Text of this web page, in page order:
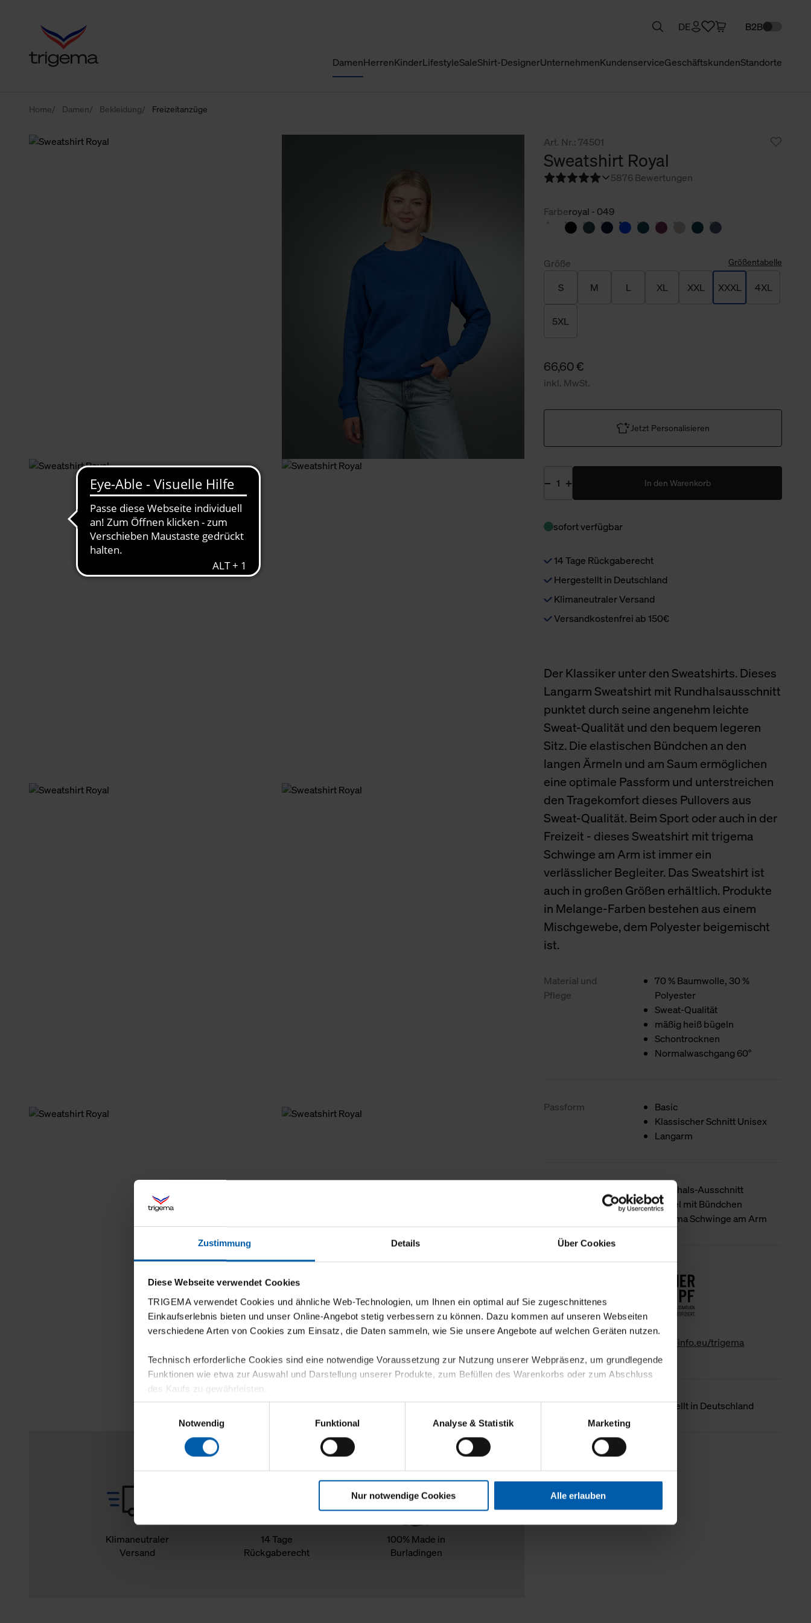
Zustimmung Details Über Cookies
Diese Webseite verwendet Cookies
TRIGEMA verwendet Cookies und ähnliche Web-Technologien, um Ihnen ein optimal auf Sie zugeschnittenes
Einkaufserlebnis bieten und unser Online-Angebot stetig verbessern zu können. Dazu kommen auf unseren Webseiten
verschiedene Arten von Cookies zum Einsatz, die Daten sammeln, wie Sie unsere Angebote auf welchen Geräten nutzen.
Technisch erforderliche Cookies sind eine notwendige Voraussetzung zur Nutzung unserer Webpräsenz, um grundlegende
Funktionen wie etwa zur Auswahl und Darstellung unserer Produkte, zum Befüllen des Warenkorbs oder zum Abschluss
des Kaufs zu gewährleisten.
Für die Darstellung personalisierter Angebote, Anzeigen und Inhalte aufgrund Ihres Nutzerverhaltens und Ihres Profils
sowie für Marketing-, Statistik- und Tracking-Zwecke zur Analyse und Optimierung unserer Webpräsenz speichern wir
personenbezogene Informationen. Diese übermitteln wir in anonymisierter Form an Dritte wie etwa unsere
Klicken Sie auf "Alle erlauben", damit wir alle Cookies und Web-Technologien für Ihr personalisiertes Einkaufserlebnis
verwenden dürfen. Über die jeweiligen Schaltflächen können Sie die Arten der Cookies selbst festlegen, die Sie erlauben
Notwendig
Funktional Analyse & Statistik Marketing
Nur notwendige Cookies Alle erlauben
DamenHerrenKinderLifestyleSaleShirt-DesignerUnternehmenKundenserviceGeschäftskundenStandorte
DE B2B
Home Damen Bekleidung Freizeitanzüge
Klimaneutraler
Versand
14 Tage
Rückgaberecht
100% Made in
Burladingen
Art. Nr.: 74501
Sweatshirt Royal
5876 Bewertungen
Farberoyal - 049
Größe Größentabelle
S M L XL XXL XXXL 4XL
5XL
66,60 €
inkl. MwSt.
Jetzt Personalisieren
In den Warenkorb
sofort verfügbar
14 Tage Rückgaberecht
Hergestellt in Deutschland
Klimaneutraler Versand
Versandkostenfrei ab 150€
Der Klassiker unter den Sweatshirts. Dieses
Langarm Sweatshirt mit Rundhalsausschnitt
punktet durch seine angenehm leichte
Sweat-Qualität und den bequem legeren
Sitz. Die elastischen Bündchen an den
langen Ärmeln und am Saum ermöglichen
eine optimale Passform und unterstreichen
den Tragekomfort dieses Pullovers aus
Sweat-Qualität. Beim Sport oder auch in der
Freizeit - dieses Sweatshirt mit trigema
Schwinge am Arm ist immer ein
verlässlicher Begleiter. Das Sweatshirt ist
auch in großen Größen erhältlich. Produkte
in Melange-Farben bestehen aus einem
Mischgewebe, dem Polyester beigemischt
ist.
Material und
Pflege
70 % Baumwolle, 30 %
Polyester
Sweat-Qualität
mäßig heiß bügeln
Schontrocknen
Normalwaschgang 60°
Passform
Basic
Klassischer Schnitt Unisex
Langarm
Rundhals-Ausschnitt
Ärmel mit Bündchen
trigema Schwinge am Arm
www.gk-info.eu/trigema
Ursprungsland Hergestellt in Deutschland
Weniger Details